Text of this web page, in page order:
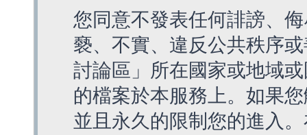
您同意不發表任何誹謗、
褻、不實、違反公共秩序
討論區」所在國家或地域
的檔案於本服務上。如果
並且永久的限制您的進入